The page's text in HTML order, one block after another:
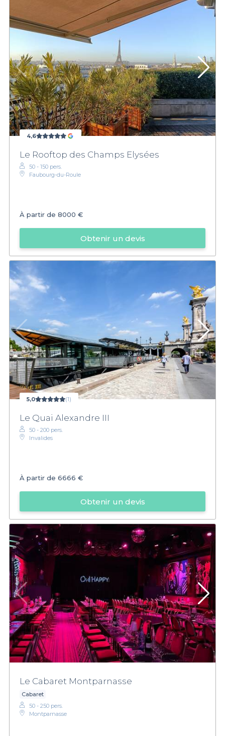
4,6
Le Rooftop des Champs Elysées
50 - 150 pers.
Faubourg-du-Roule
À partir de 8000 €
Obtenir un devis
5,0 (1)
Le Quai Alexandre III
50 - 200 pers.
Invalides
À partir de 6666 €
Obtenir un devis
Le Cabaret Montparnasse
Cabaret
50 - 250 pers.
Montparnasse